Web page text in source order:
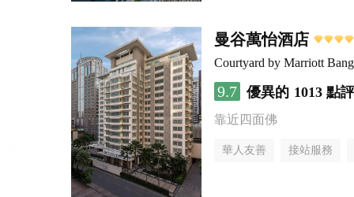
曼谷萬怡酒店
Courtyard by Marriott
9.7 優異的 1013 點評
靠近四面佛
華人友善 接站服務